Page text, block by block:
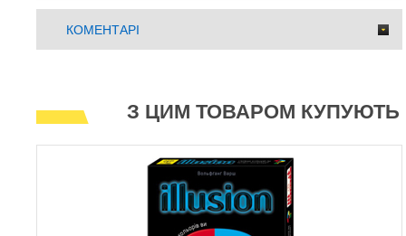
КОМЕНТАРІ
З ЦИМ ТОВАРОМ КУПУЮТЬ